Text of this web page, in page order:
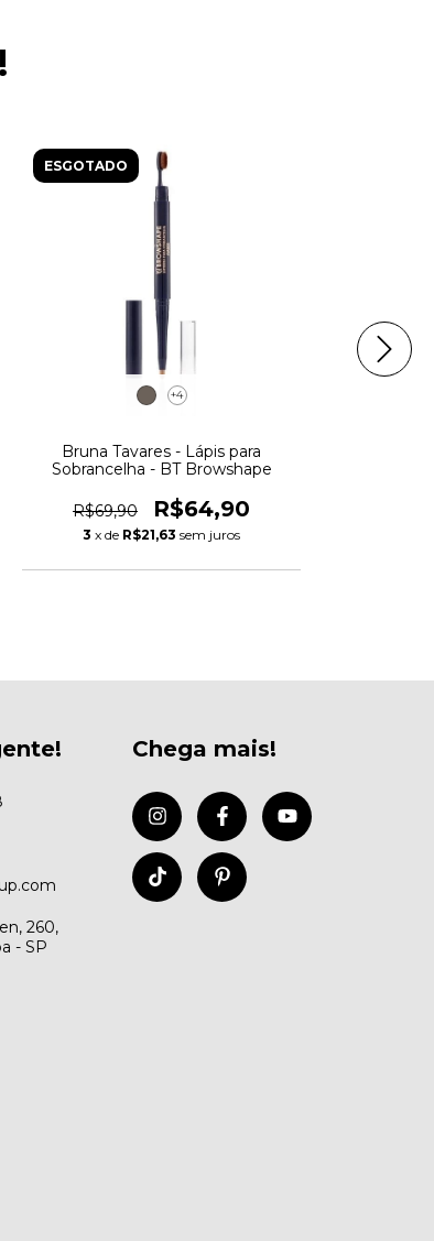
ESGOTADO
+4
Bruna Tavares - Lápis para
Sobrancelha - BT Browshape
R$69,90 R$64,90
3 x de R$21,63 sem juros
260,
- SP
Chega mais!